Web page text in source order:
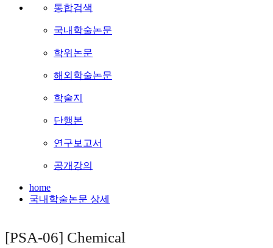
통합검색
국내학술논문
학위논문
해외학술논문
학술지
단행본
연구보고서
공개강의
home
국내학술논문 상세
[PSA-06] Chemical